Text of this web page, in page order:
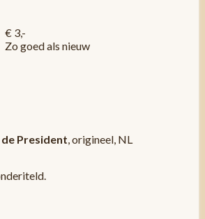
€ 3,-
Zo goed als nieuw
President , origineel, NL